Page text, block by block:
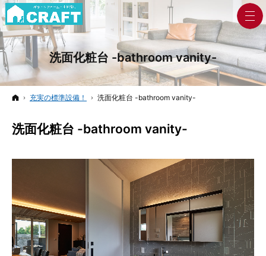
洗面化粧台 -bathroom vanity-
ホーム
充実の標準設備！ 洗面化粧台 -bathroom vanity-
洗面化粧台 -bathroom vanity-